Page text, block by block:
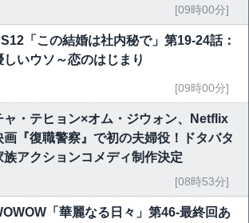
[09時00分]
「この結婚は社内秘で」第19-24話：
しいウソ～恋のはじまり
[09時00分]
ャ・テヒョン×オム・ジウォン、Netflix
画『復職警察』で初の夫婦役！ドタバタ
族アクションコメディ制作決定
[08時53分]
「華麗なる日々」第46-最終回あ